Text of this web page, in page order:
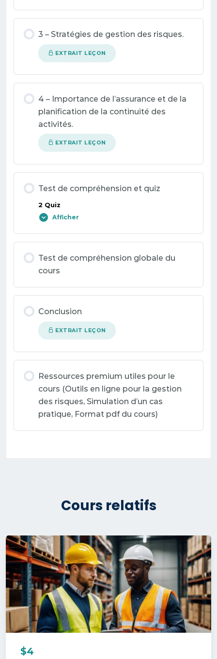
3 – Stratégies de gestion des risques.
EXTRAIT LEÇON
4 – Importance de l’assurance et de la
planification de la continuité des
activités.
EXTRAIT LEÇON
Test de compréhension et quiz
2 Quiz
Afficher
Test de compréhension : Gestion des risques
Quiz : Gestion des risques
Test de compréhension globale du
cours
Conclusion
EXTRAIT LEÇON
Ressources premium utiles pour le
cours (Outils en ligne pour la gestion
des risques, Simulation d’un cas
pratique, Format pdf du cours)
Cours relatifs
$4